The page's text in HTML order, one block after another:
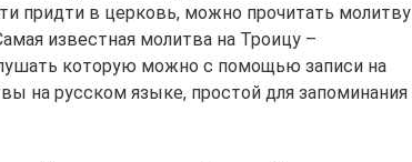
придти в церковь, можно прочитать молитву
известная молитва на Троицу –
которую можно с помощью записи на
на русском языке, простой для запоминания